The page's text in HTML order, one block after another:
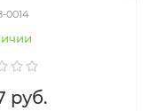
0014
руб.